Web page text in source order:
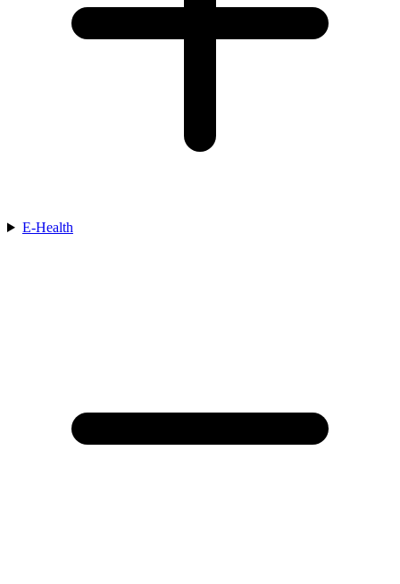
E-Health